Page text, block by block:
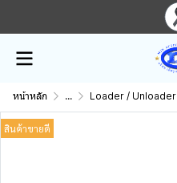
หน้าหลัก ... Loader / Unloader
สินค้าขายดี